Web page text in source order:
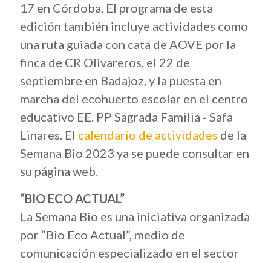
17 en Córdoba. El programa de esta
edición también incluye actividades como
una ruta guiada con cata de AOVE por la
finca de CR Olivareros, el 22 de
septiembre en Badajoz, y la puesta en
marcha del ecohuerto escolar en el centro
educativo EE. PP Sagrada Familia - Safa
Linares. El calendario de actividades de la
Semana Bio 2023 ya se puede consultar en
su página web.
“BIO ECO ACTUAL”
La Semana Bio es una iniciativa organizada
por “Bio Eco Actual”, medio de
comunicación especializado en el sector